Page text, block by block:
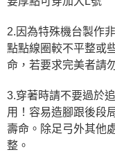
2.因為特殊機台製作
點點線圈較不平整或
命，若要求完美者請
3.穿著時請不要過於
用！容易造腳跟後段
壽命。除足弓外其他
整。